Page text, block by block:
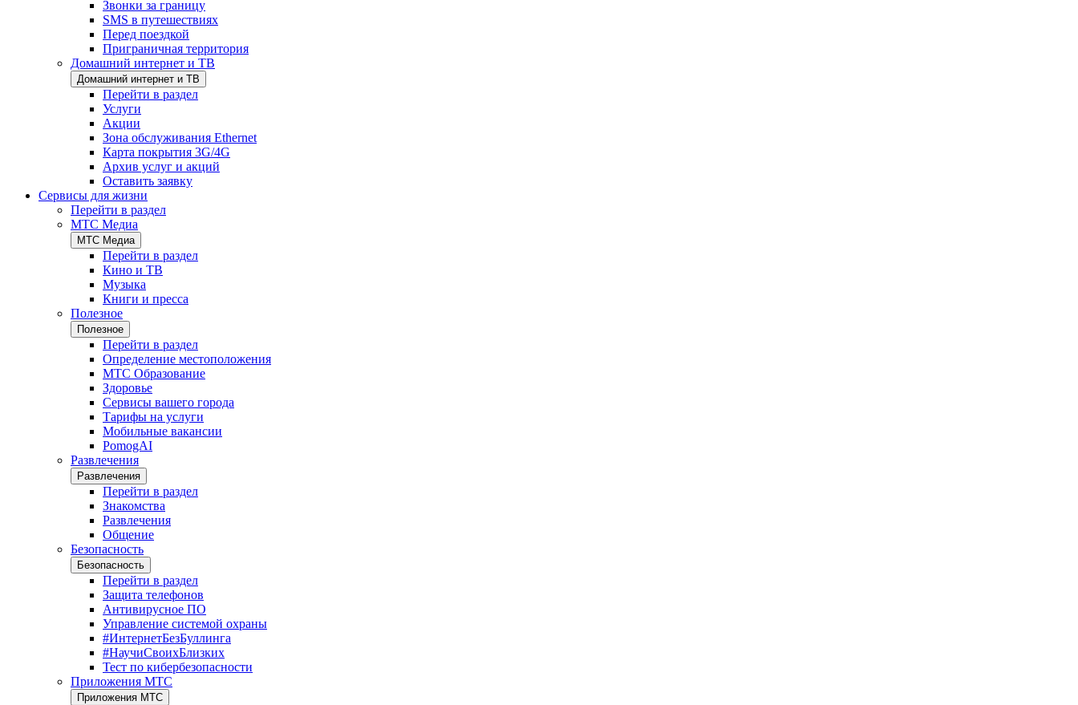
Звонки за границу
SMS в путешествиях
Перед поездкой
Приграничная территория
Домашний интернет и ТВ
Домашний интернет и ТВ
Перейти в раздел
Услуги
Акции
Зона обслуживания Ethernet
Карта покрытия 3G/4G
Архив услуг и акций
Оставить заявку
Сервисы для жизни
Перейти в раздел
МТС Медиа
МТС Медиа
Перейти в раздел
Кино и ТВ
Музыка
Книги и пресса
Полезное
Полезное
Перейти в раздел
Определение местоположения
МТС Образование
Здоровье
Сервисы вашего города
Тарифы на услуги
Мобильные вакансии
PomogAI
Развлечения
Развлечения
Перейти в раздел
Знакомства
Развлечения
Общение
Безопасность
Безопасность
Перейти в раздел
Защита телефонов
Антивирусное ПО
Управление системой охраны
#ИнтернетБезБуллинга
#НаучиСвоихБлизких
Тест по кибербезопасности
Приложения МТС
Приложения МТС